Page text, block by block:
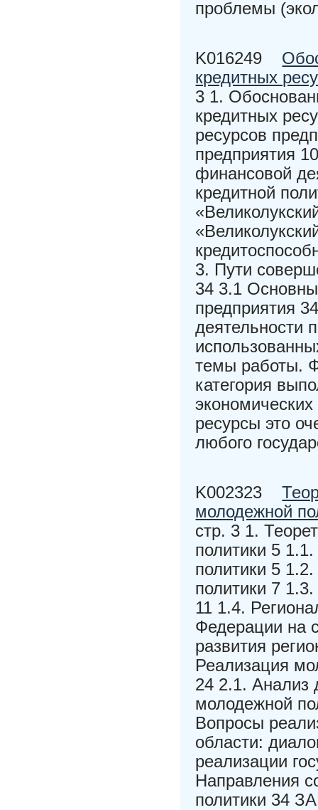
проблемы
K016249
кредитных
3 1.
кредитных
ресурсов
предприятия
финансовой
кредитной
3. Пути
34 3.1
предприятия
деятельности
темы работы.
категория
ресурсы это
любого
K002323
молодежной
стр. 3 1.
политики 5
политики 5
политики 7
11 1.4.
Федерации на
развития
Реализация
24 2.1. Анализ
молодежной
Вопросы
области:
реализации
Направления
политики 34